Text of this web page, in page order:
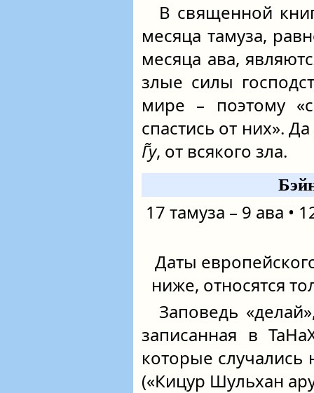
В священной
месяца тамуза,
месяца ава,
злые силы
мире – поэтому
спастись от них».
Г̃у, от всякого зла.
17 тамуза – 9 ава •
Даты
ниже, относятся
Заповедь
записанная в
которые
(«Кицур Шульхан